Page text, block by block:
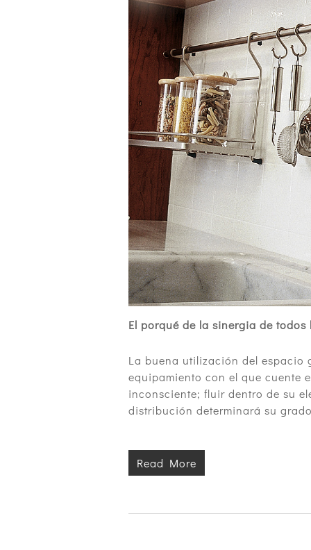
El porqué de la sinergia de
La buena utilización del
equipamiento con el que cuente
inconsciente; fluir dentro de su
distribución determinará su
Read More